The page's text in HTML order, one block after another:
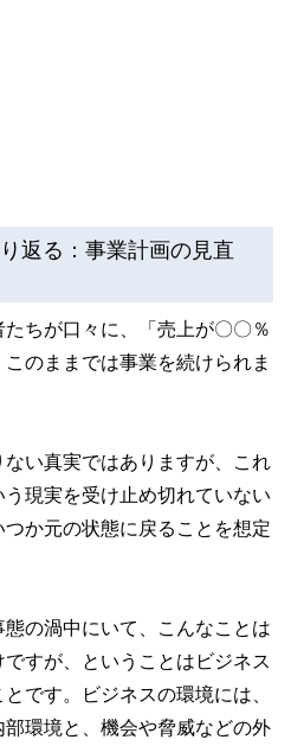
返る：事業計画の見直
ちが口々に、「売上が〇〇％
のままでは事業を続けられま
い真実ではありますが、これ
現実を受け止め切れていない
か元の状態に戻ることを想定
の渦中にいて、こんなことは
すが、ということはビジネス
です。ビジネスの環境には、
環境と、機会や脅威などの外